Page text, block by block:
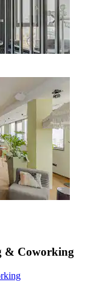
& Coworking